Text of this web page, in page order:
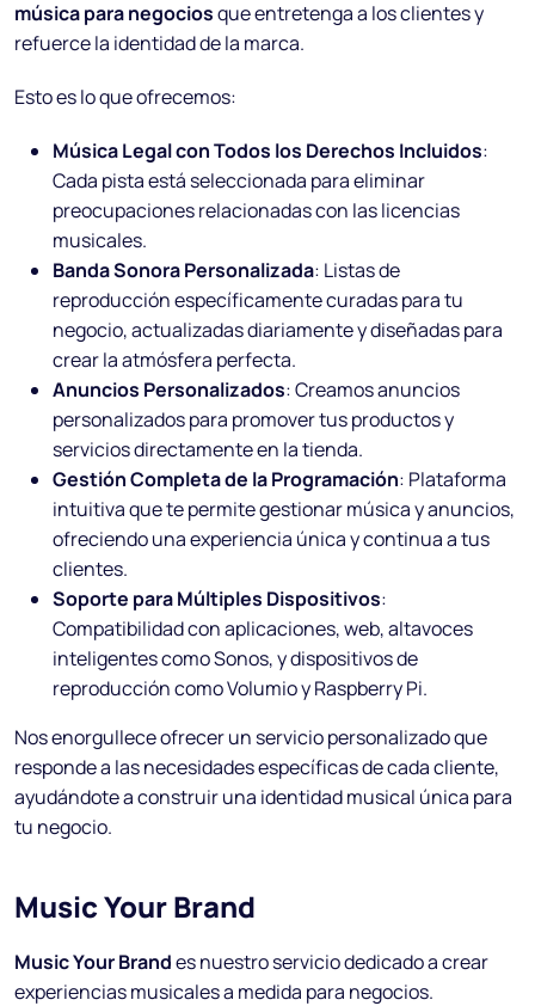
música para negociosque entretenga a los clientes y
refuerce la identidad de la marca.
Esto es lo que ofrecemos:
Música Legal con Todos los Derechos Incluidos:
Cada pista está seleccionada para eliminar
preocupaciones relacionadas con las licencias
musicales.
Banda Sonora Personalizada: Listas de
reproducción específicamente curadas para tu
negocio, actualizadas diariamente y diseñadas para
crear la atmósfera perfecta.
Anuncios Personalizados: Creamos anuncios
personalizados para promover tus productos y
servicios directamente en la tienda.
Gestión Completa de la Programación: Plataforma
intuitiva que te permite gestionar música y anuncios,
ofreciendo una experiencia única y continua a tus
clientes.
Soporte para Múltiples Dispositivos:
Compatibilidad con aplicaciones, web, altavoces
inteligentes como Sonos, y dispositivos de
reproducción como Volumio y Raspberry Pi.
Nos enorgullece ofrecer un servicio personalizado que
responde a las necesidades específicas de cada cliente,
ayudándote a construir una identidad musical única para
tu negocio.
Music Your Brand
Music Your Brandes nuestro servicio dedicado a crear
experiencias musicales a medida para negocios.